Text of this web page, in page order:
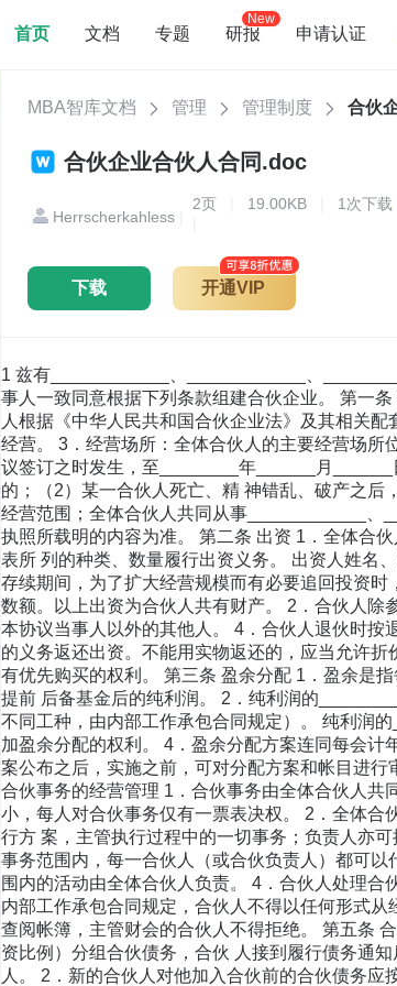
首页 文档 专题 研报
New
申请认证
MBA智库文档 管理 管理制度 合伙
合伙企业合伙人合同.doc
Herrscherkahless
2页 19.00KB
1次下载
下载 开通VIP
1 兹有____________、____________、
事人一致同意根据下列条款组建合伙企业。 第一
人根据《中华人民共和国合伙企业法》及其相关
经营。 3．经营场所：全体合伙人的主要经营场
议签订之时发生，至________年______月
的；（2）某一合伙人死亡、精 神错乱、破产之后
经营范围；全体合伙人共同从事____________、
执照所载明的内容为准。 第二条 出资 1．全体合
表所 列的种类、数量履行出资义务。 出资人姓名
存续期间，为了扩大经营规模而有必要追回投资
数额。以上出资为合伙人共有财产。 2．合伙人
本协议当事人以外的其他人。 4．合伙人退伙时按
的义务返还出资。不能用实物返还的，应当允许
有优先购买的权利。 第三条 盈余分配 1．盈余是
提前 后备基金后的纯利润。 2．纯利润的
不同工种，由内部工作承包合同规定）。 纯利润
加盈余分配的权利。 4．盈余分配方案连同每会
案公布之后，实施之前，可对分配方案和帐目进
合伙事务的经营管理 1．合伙事务由全体合伙人共
小，每人对合伙事务仅有一票表决权。 2．全体合
行方 案，主管执行过程中的一切事务；负责人亦
事务范围内，每一合伙人（或合伙负责人）都可
围内的活动由全体合伙人负责。 4．合伙人处理
内部工作承包合同规定，合伙人不得以任何形式
查阅帐簿，主管财会的合伙人不得拒绝。 第五条
资比例）分组合伙债务，合伙 人接到履行债务通
人。 2．新的合伙人对他加入合伙前的合伙债务